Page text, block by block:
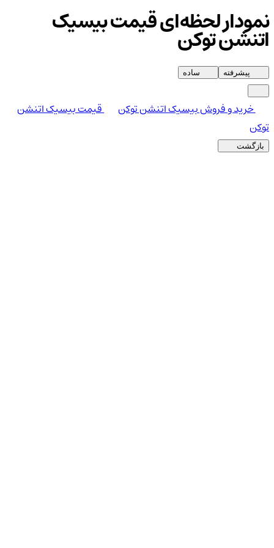
نمودار لحظه‌ای قیمت بیسیک
اتنشن توکن
پیشرفته ساده
خرید و فروش بیسیک اتنشن توکن
قیمت بیسیک اتنشن
توکن
بازگشت